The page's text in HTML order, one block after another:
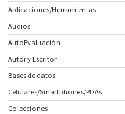
Aplicaciones/Herramientas
Audios
AutoEvaluación
Autor y Escritor
Bases de datos
Celulares/Smartphones/PDAs
Colecciones